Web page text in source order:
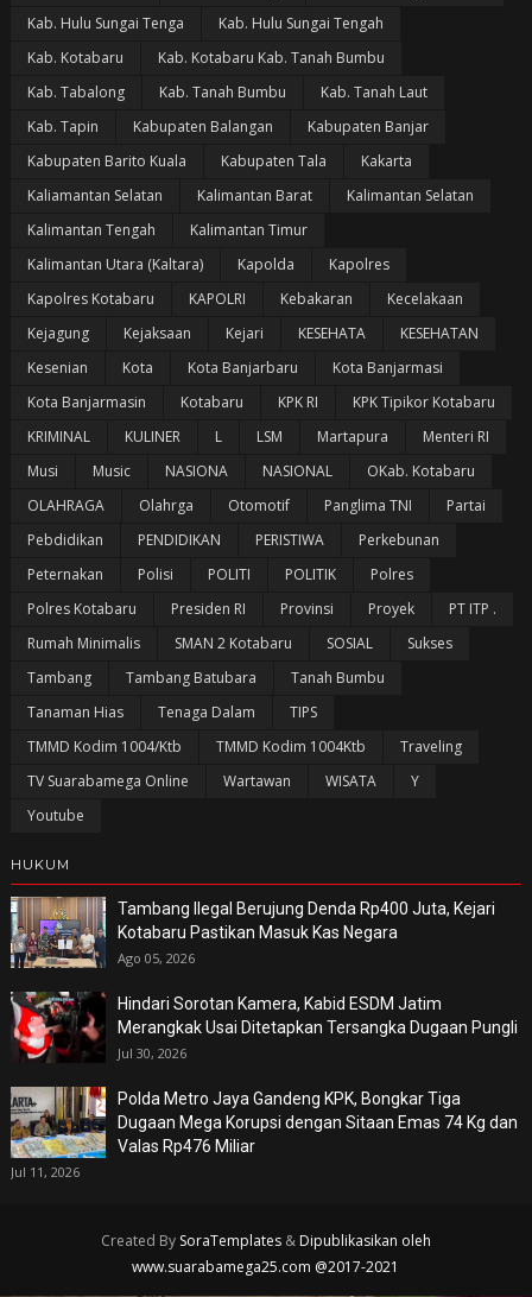
Kab. Hulu Sungai Tenga
Kab. Hulu Sungai Tengah
Kab. Kotabaru
Kab. Kotabaru Kab. Tanah Bumbu
Kab. Tabalong
Kab. Tanah Bumbu
Kab. Tanah Laut
Kab. Tapin
Kabupaten Balangan
Kabupaten Banjar
Kabupaten Barito Kuala
Kabupaten Tala
Kakarta
Kaliamantan Selatan
Kalimantan Barat
Kalimantan Selatan
Kalimantan Tengah
Kalimantan Timur
Kalimantan Utara (Kaltara)
Kapolda
Kapolres
Kapolres Kotabaru
KAPOLRI Kebakaran
Kecelakaan
Kejagung
Kejaksaan Kejari KESEHATA
KESEHATAN
Kesenian
Kota Kota Banjarbaru
Kota Banjarmasi
Kota Banjarmasin
Kotabaru KPK RI
KPK Tipikor Kotabaru
KRIMINAL
KULINER L LSM Martapura
Menteri RI
Musi
Music NASIONA NASIONAL
OKab. Kotabaru
OLAHRAGA
Olahrga Otomotif Panglima TNI
Partai
Pebdidikan
PENDIDIKAN PERISTIWA
Perkebunan
Peternakan
Polisi POLITI POLITIK
Polres
Polres Kotabaru
Presiden RI Provinsi Proyek
PT ITP .
Rumah Minimalis
SMAN 2 Kotabaru SOSIAL
Sukses
Tambang
Tambang Batubara
Tanah Bumbu
Tanaman Hias
Tenaga Dalam
TIPS
TMMD Kodim 1004/Ktb
TMMD Kodim 1004Ktb
Traveling
TV Suarabamega Online
Wartawan WISATA
Y
Youtube
HUKUM
Tambang Ilegal Berujung Denda Rp400 Juta, Kejari
Kotabaru Pastikan Masuk Kas Negara
Ago 05, 2026
Hindari Sorotan Kamera, Kabid ESDM Jatim
Merangkak Usai Ditetapkan Tersangka Dugaan Pungli
Jul 30, 2026
Polda Metro Jaya Gandeng KPK, Bongkar Tiga
Dugaan Mega Korupsi dengan Sitaan Emas 74 Kg dan
Valas Rp476 Miliar
Jul 11, 2026
Created By SoraTemplates& Dipublikasikan oleh
www.suarabamega25.com @2017-2021